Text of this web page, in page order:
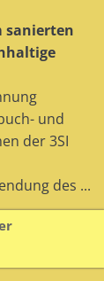
sanierten
und
der 3SI
des ...